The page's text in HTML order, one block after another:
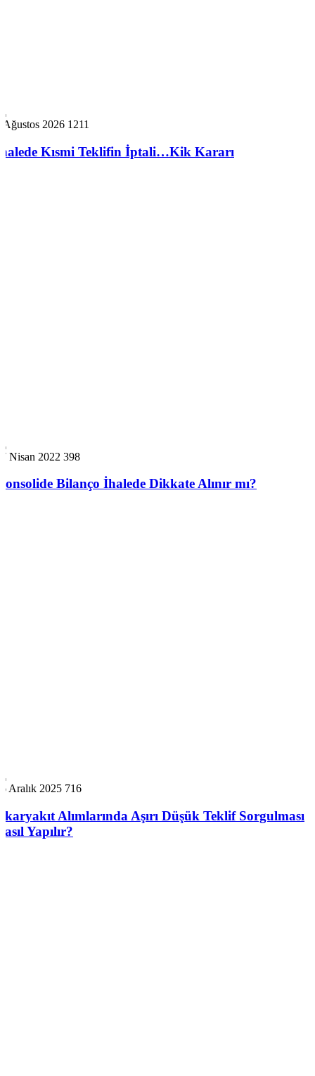
Ağustos 2026 1211
Kısmi Teklifin İptali…Kik Kararı
Nisan 2022 398
Bilanço İhalede Dikkate Alınır mı?
Aralık 2025 716
Alımlarında Aşırı Düşük Teklif Sorgulması
Yapılır?